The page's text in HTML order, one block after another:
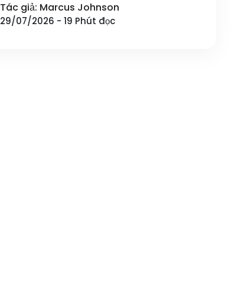
Tác giả: Marcus Johnson
29/07/2026 - 19 Phút đọc